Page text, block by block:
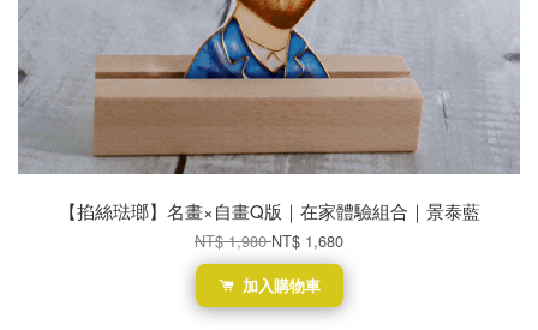
【掐絲琺瑯】名畫×自畫Q版｜在家體驗組合｜景泰藍
NT$ 1,980NT$ 1,680
加入購物車